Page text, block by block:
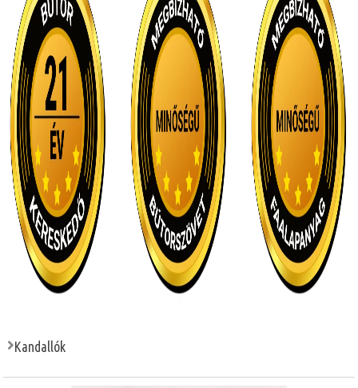
Kandallók